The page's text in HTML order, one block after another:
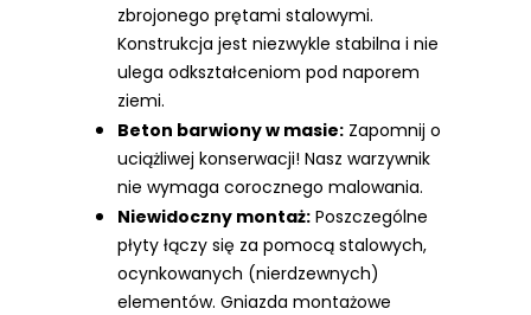
zbrojonego prętami stalowymi.
Konstrukcja jest niezwykle stabilna i nie
ulega odkształceniom pod naporem
ziemi.
Beton barwiony w masie: Zapomnij o
uciążliwej konserwacji! Nasz warzywnik
nie wymaga corocznego malowania.
Niewidoczny montaż: Poszczególne
płyty łączy się za pomocą stalowych,
ocynkowanych (nierdzewnych)
elementów. Gniazda montażowe